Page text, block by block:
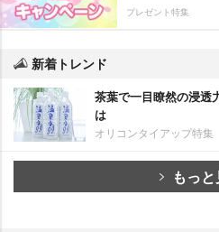
プレゼント特集
新着トレンド
茶葉で一目瞭然の浸透
は
オリコンタイアップ特集
もっ